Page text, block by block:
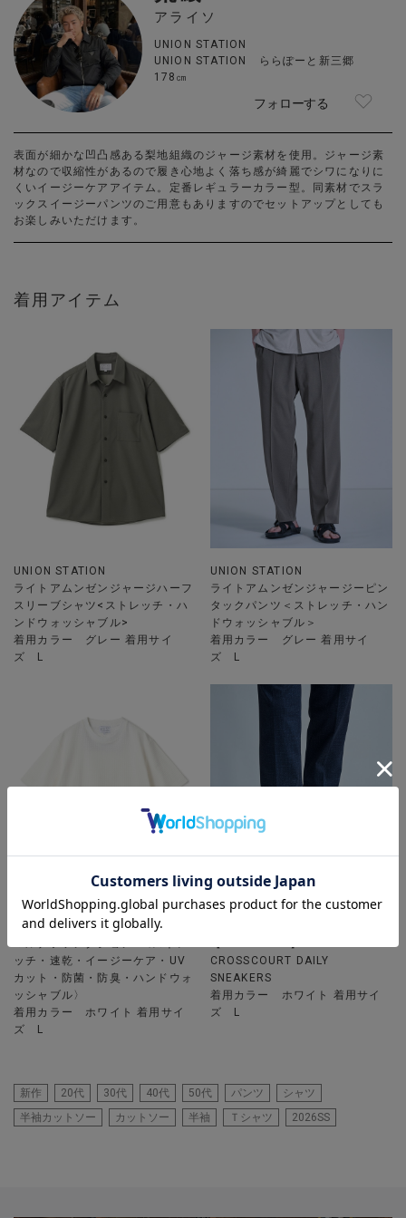
アライソ
UNION STATION
UNION STATION ららぽーと新三郷
178㎝
フォローする
表面が細かな凹凸感ある梨地組織のジャージ素材を使用。ジャージ素
材なので収縮性があるので履き心地よく落ち感が綺麗でシワになりに
くいイージーケアアイテム。定番レギュラーカラー型。同素材でスラ
ックスイージーパンツのご用意もありますのでセットアップとしても
お楽しみいただけます。
着用アイテム
UNION STATION
ライトアムンゼンジャージハーフ
スリーブシャツ<ストレッチ・ハ
ンドウォッシャブル>
着用カラー グレー 着用サイ
ズ L
UNION STATION
ライトアムンゼンジャージーピン
タックパンツ＜ストレッチ・ハン
ドウォッシャブル＞
着用カラー グレー 着用サイ
ズ L
UNION STATION
ッチ・速乾・イージーケア・UV
カット・防菌・防臭・ハンドウォ
ッシャブル〉
着用カラー ホワイト 着用サイ
ズ L
CROSSCOURT DAILY
SNEAKERS
着用カラー ホワイト 着用サイ
ズ L
新作 20代 30代 40代 50代 パンツ
シャツ
半袖カットソー
カットソー 半袖 Ｔシャツ 2026SS